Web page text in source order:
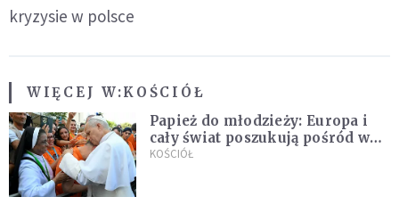
kryzysie w polsce
WIĘCEJ W:KOŚCIÓŁ
Papież do młodzieży: Europa i
cały świat poszukują pośród was
nowych świętych
KOŚCIÓŁ